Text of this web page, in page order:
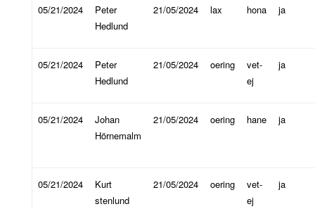
05/21/2024
Peter
Hedlund
21/05/2024 lax hona ja
05/21/2024
Peter
Hedlund
21/05/2024 oering
vet-
ej
ja
05/21/2024
Johan
Hörnemalm
21/05/2024 oering hane ja
05/21/2024
Kurt
stenlund
21/05/2024 oering
vet-
ej
ja